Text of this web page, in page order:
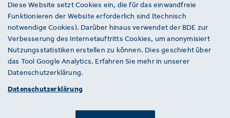
Entsorgungs-, Wasser- und
Kreislaufwirtschaft e. V.
Von-der-Heydt-Straße 2
D 10785 Berlin
Sie haben einen Fehler auf unserer Website
gefunden? Ihnen ist ein defekter Link
aufgefallen? Wir freuen uns über Ihren
Diese Website setzt Cookies ein, die für das einwandfreie
Funktionieren der Website erforderlich sind (technisch
notwendige Cookies). Darüber hinaus verwendet der BDE zur
Verbesserung des Internetauftritts Cookies, um anonymisiert
Nutzungsstatistiken erstellen zu können. Dies geschieht über
das Tool Google Analytics. Erfahren Sie mehr in unserer
Datenschutzerklärung.
Datenschutzerklärung